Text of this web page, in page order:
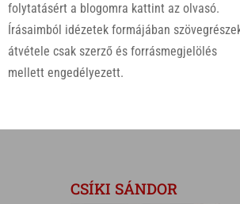
folytatásért a blogomra kattint az olvasó.
Írásaimból idézetek formájában
átvétele csak szerző és forrásmegjelölés
mellett engedélyezett.
CSÍKI SÁNDOR